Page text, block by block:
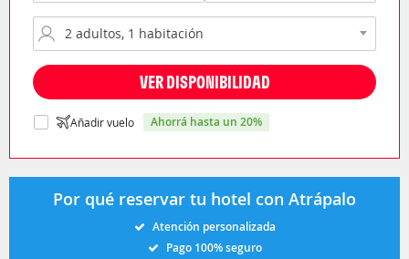
VER DISPONIBILIDAD
Añadir vuelo ahorrá hasta un 20%
Por qué reservar tu hotel con Atrápalo
Atención personalizada
Pago 100% seguro